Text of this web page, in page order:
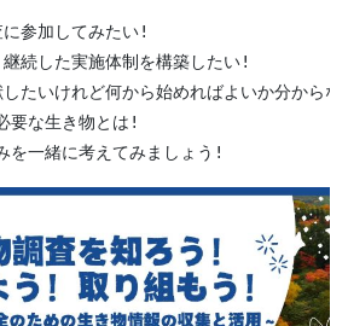
参加してみたい!
続した実施体制を構築したい!
したいけれど何から始めればよいか分から
要な生き物とは!
を一緒に考えてみましょう!